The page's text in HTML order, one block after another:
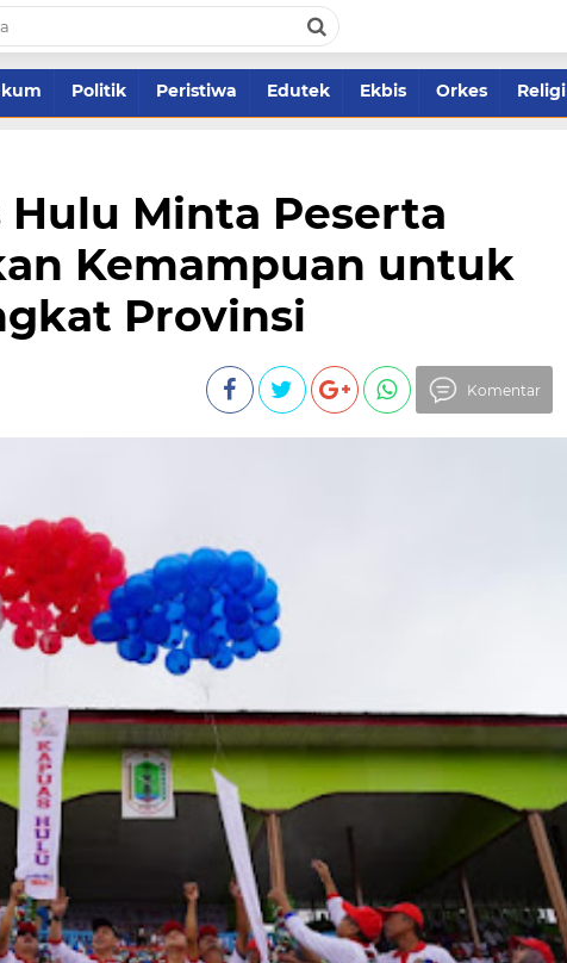
Politik Peristiwa Edutek Ekbis Orkes Religi
Minta Peserta
Kemampuan untuk
Provinsi
Komentar